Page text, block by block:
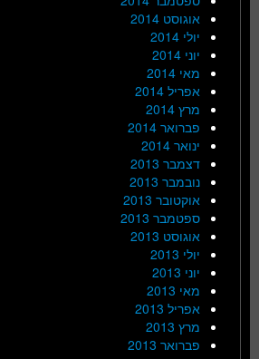
אוגוסט 2014
יולי 2014
יוני 2014
מאי 2014
אפריל 2014
מרץ 2014
פברואר 2014
ינואר 2014
דצמבר 2013
נובמבר 2013
אוקטובר 2013
ספטמבר 2013
אוגוסט 2013
יולי 2013
יוני 2013
מאי 2013
אפריל 2013
מרץ 2013
פברואר 2013